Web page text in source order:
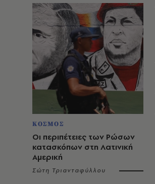
ΚΟΣΜΟΣ
Οι περιπέτειες των Ρώσων
κατασκόπων στη Λατινική
Αμερική
Σώτη Τριανταφύλλου